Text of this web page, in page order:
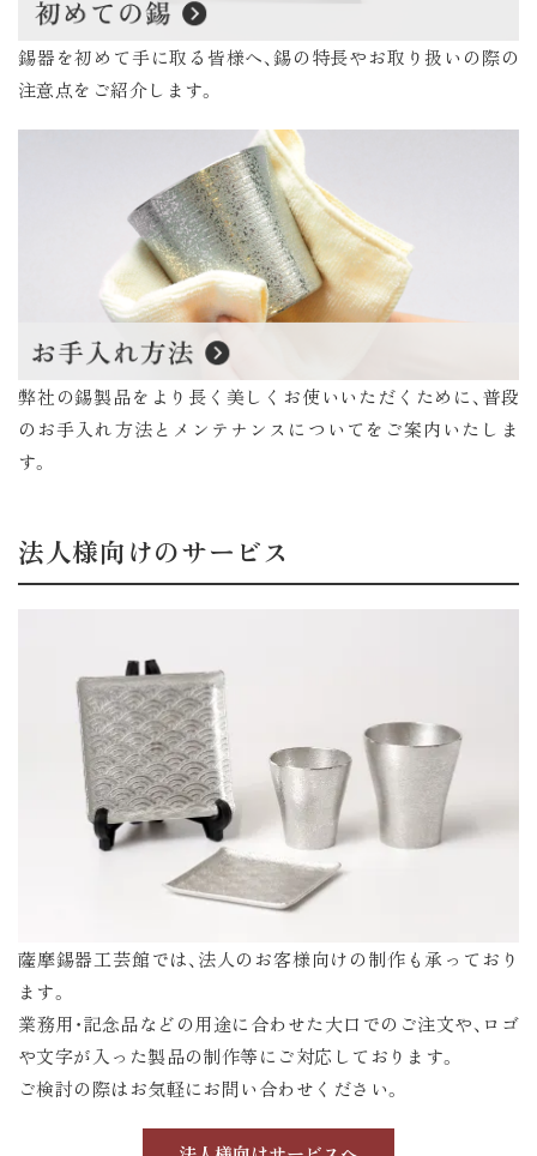
錫器を初めて手に取る皆様へ、錫の特長やお取り扱いの際の
注意点をご紹介します。
弊社の錫製品をより長く美しくお使いいただくために、普段
のお手入れ方法とメンテナンスについてをご案内いたしま
す。
法人様向けのサービス
薩摩錫器工芸館では、法人のお客様向けの制作も承っており
ます。
業務用・記念品などの用途に合わせた大口でのご注文や、ロゴ
や文字が入った製品の制作等にご対応しております。
ご検討の際はお気軽にお問い合わせください。